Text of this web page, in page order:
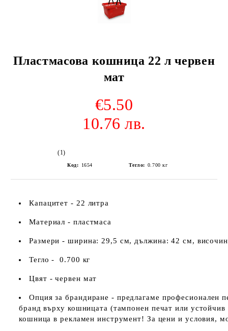
Пластмасова кошница 22 л червен
мат
€5.50
10.76 лв.
(1)
Код: 1654 Тегло: 0.700 кг
Капацитет - 22 литра
Материал - пластмаса
Размери - ширина: 29,5 см, дължина: 42 см,
Тегло - 0.700 кг
Цвят - червен мат
Опция за брандиране - предлагаме професионален
бранд върху кошницата (тампонен печат или устойчив
кошница в рекламен инструмент! За цени и условия,